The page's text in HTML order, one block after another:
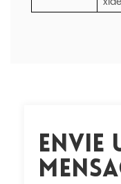
Envie